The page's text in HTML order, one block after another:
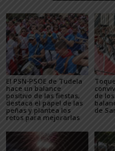
El PSN-PSOE de Tudela
hace un balance
positivo de las fiestas,
destaca el papel de las
peñas y plantea los
retos para mejorarlas
de
de